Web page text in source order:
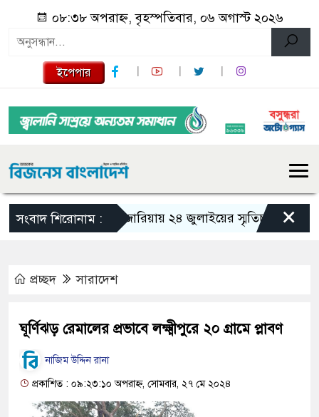
০৮:৩৮ অপরাহ্ন, বৃহস্পতিবার, ০৬ অগাস্ট ২০২৬
ইপেপার
সংবাদ শিরোনাম :গজারিয়ায় ২৪ জুলাইয়ের স্মৃতিচারণ: গুমের×
প্রচ্ছদ সারাদেশ
ঘূর্ণিঝড় রেমালের প্রভাবে লক্ষ্মীপুরে ২০ গ্রামে প্লাবণ
নাজিম উদ্দিন রানা
প্রকাশিত : ০৯:২৩:১০ অপরাহ্ন, সোমবার, ২৭ মে ২০২৪